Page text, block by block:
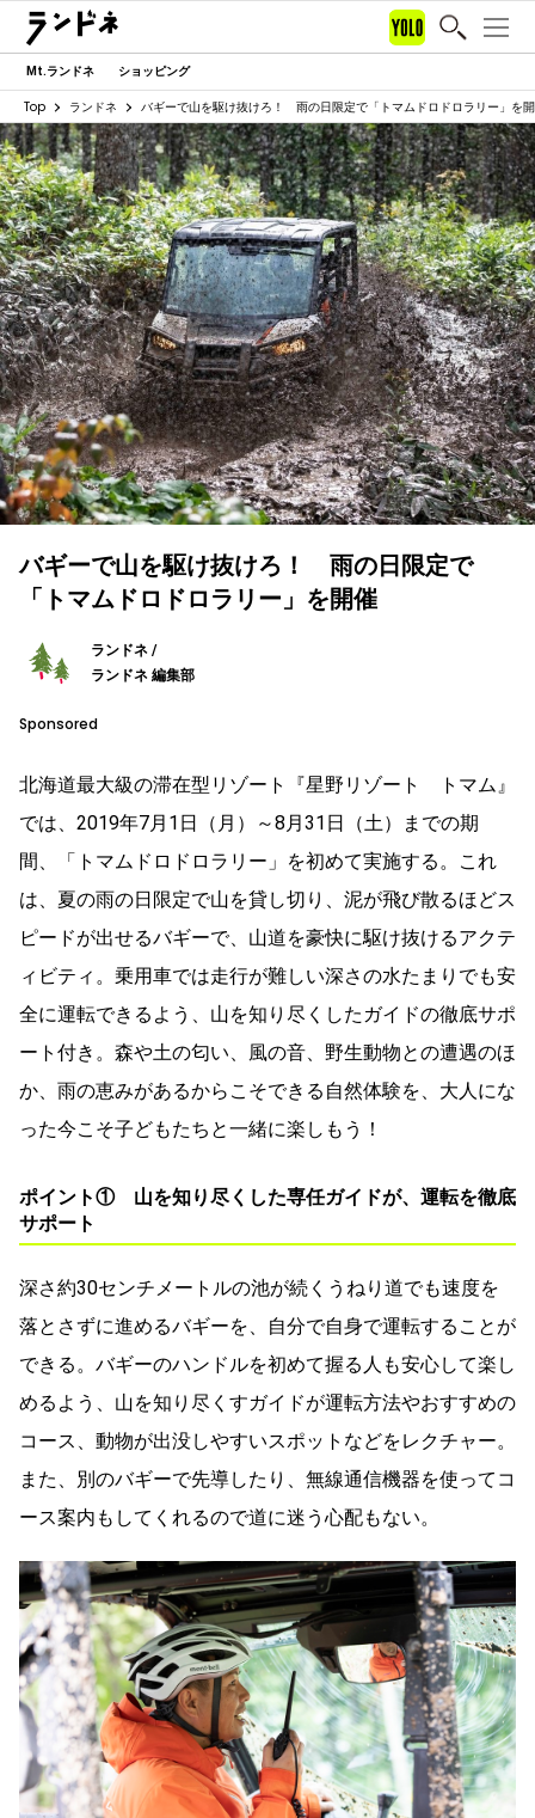
Mt.ランドネ ショッピング
Top ランドネ バギーで山を駆け抜けろ！ 雨の日限定で「トマムドロドロラリー」を
バギーで山を駆け抜けろ！ 雨の日限定で
「トマムドロドロラリー」を開催
ランドネ /
ランドネ 編集部
Sponsored
北海道最大級の滞在型リゾート『星野リゾート トマム』
では、2019年7月1日（月）～8月31日（土）までの期
間、「トマムドロドロラリー」を初めて実施する。これ
は、夏の雨の日限定で山を貸し切り、泥が飛び散るほどス
ピードが出せるバギーで、山道を豪快に駆け抜けるアクテ
ィビティ。乗用車では走行が難しい深さの水たまりでも安
全に運転できるよう、山を知り尽くしたガイドの徹底サポ
ート付き。森や土の匂い、風の音、野生動物との遭遇のほ
か、雨の恵みがあるからこそできる自然体験を、大人にな
った今こそ子どもたちと一緒に楽しもう！
ポイント① 山を知り尽くした専任ガイドが、運転を徹底
サポート
深さ約30センチメートルの池が続くうねり道でも速度を
落とさずに進めるバギーを、自分で自身で運転することが
できる。バギーのハンドルを初めて握る人も安心して楽し
めるよう、山を知り尽くすガイドが運転方法やおすすめの
コース、動物が出没しやすいスポットなどをレクチャー。
また、別のバギーで先導したり、無線通信機器を使ってコ
ース案内もしてくれるので道に迷う心配もない。